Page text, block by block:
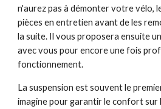
n'aurez pas à démonter votre vélo,
pièces en entretien avant de les
la suite. Il vous proposera ensuite
avec vous pour encore une fois
fonctionnement.
La suspension est souvent le
imagine pour garantir le confort sur